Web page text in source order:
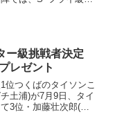
ー級挑戦者決定
レゼント
位つくばのタイソンこ
土浦)が7月9日、タイ
3位・加藤壮次郎(協